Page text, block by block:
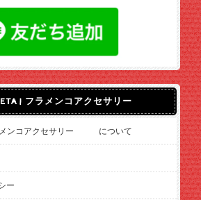
| フラメンコアクセサリー
メンコアクセサリー について
ー